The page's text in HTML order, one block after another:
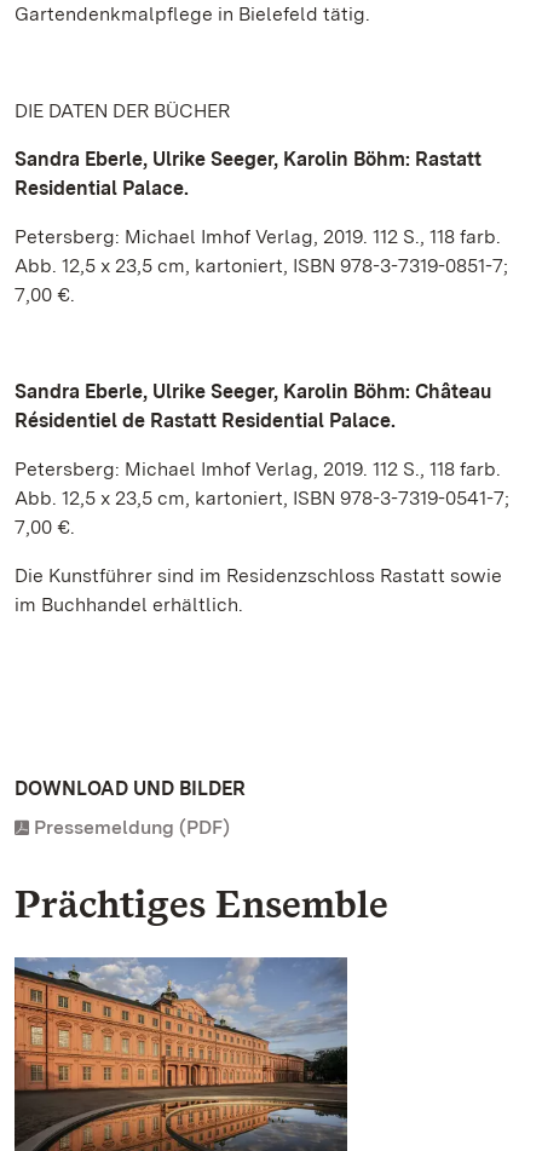
Gartendenkmalpflege in Bielefeld tätig.
DIE DATEN DER BÜCHER
Sandra Eberle, Ulrike Seeger, Karolin Böhm: Rastatt
Residential Palace.
Petersberg: Michael Imhof Verlag, 2019. 112 S., 118 farb.
Abb. 12,5 x 23,5 cm, kartoniert, ISBN 978-3-7319-0851-7;
7,00 €.
Sandra Eberle, Ulrike Seeger, Karolin Böhm: Château
Résidentiel de Rastatt Residential Palace.
Petersberg: Michael Imhof Verlag, 2019. 112 S., 118 farb.
Abb. 12,5 x 23,5 cm, kartoniert, ISBN 978-3-7319-0541-7;
7,00 €.
Die Kunstführer sind im Residenzschloss Rastatt sowie
im Buchhandel erhältlich.
DOWNLOAD UND BILDER
Pressemeldung (PDF)
Prächtiges Ensemble